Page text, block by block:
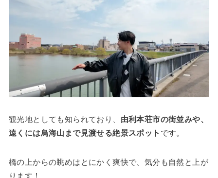
観光地としても知られており、 由利本荘市の街並みや、
遠くには鳥海山まで見渡せる絶景スポット です。
橋の上からの眺めはとにかく爽快で、気分も自然と上が
ります！